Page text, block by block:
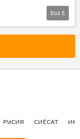
Боз 5
РУСИЯ СИЁСАТ